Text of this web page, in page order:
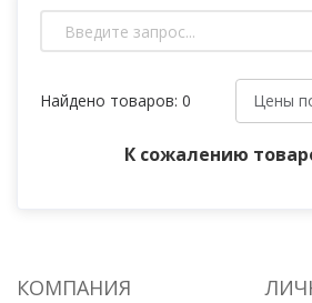
Найдено товаров: 0
К сожалению
КОМПАНИЯ